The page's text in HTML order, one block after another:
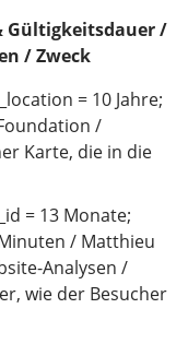
Gültigkeitsdauer /
/ Zweck
= 10 Jahre;
/
Karte, die in die
= 13 Monate;
Minuten / Matthieu
Analysen /
wie der Besucher